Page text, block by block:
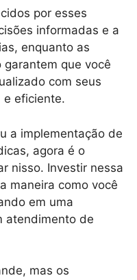
por esses
informadas e a
enquanto as
que você
com seus
e eficiente.
a implementação de
agora é o
nisso. Investir nessa
maneira como você
em uma
atendimento de
mas os